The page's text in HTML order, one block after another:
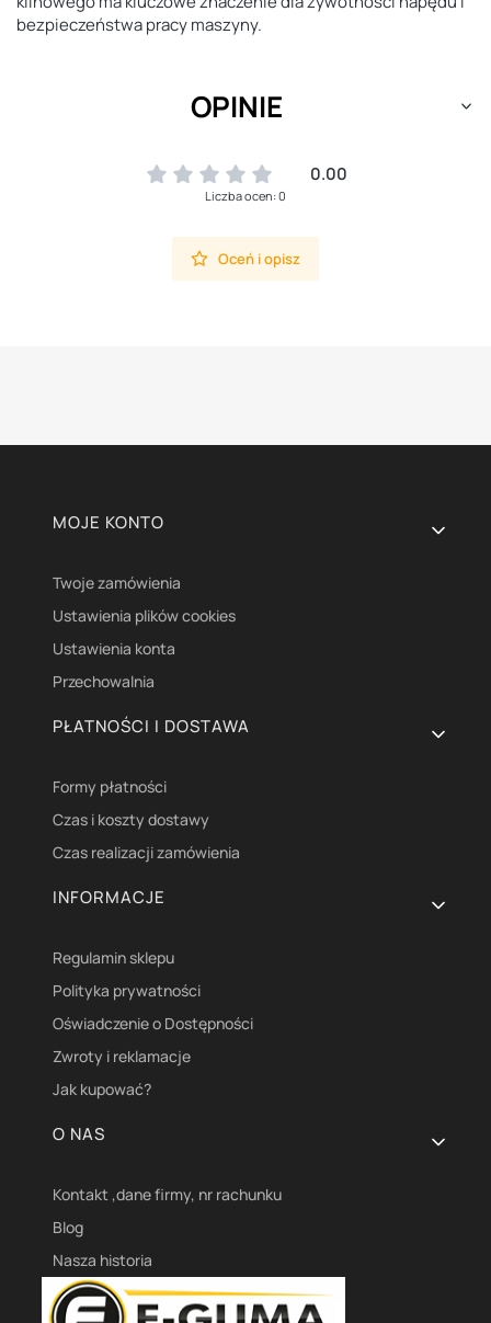
bezpieczeństwa pracy maszyny.
OPINIE
0.00
Liczba ocen: 0
Oceń i opisz
Linki w stopce
MOJE KONTO
Twoje zamówienia
Ustawienia plików cookies
Ustawienia konta
Przechowalnia
PŁATNOŚCI I DOSTAWA
Formy płatności
Czas i koszty dostawy
Czas realizacji zamówienia
INFORMACJE
Regulamin sklepu
Polityka prywatności
Oświadczenie o Dostępności
Zwroty i reklamacje
Jak kupować?
O NAS
Kontakt ,dane firmy, nr rachunku
Blog
Nasza historia